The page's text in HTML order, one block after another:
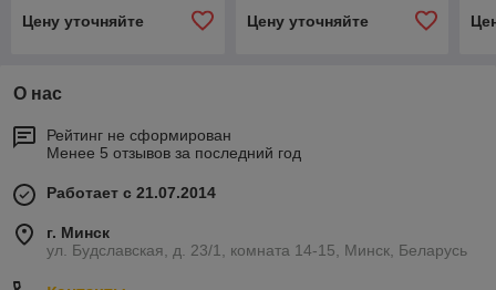
Цену уточняйте
Цену уточняйте
О нас
Рейтинг не сформирован
Менее 5 отзывов за последний год
Работает с 21.07.2014
г. Минск
ул. Будславская, д. 23/1, комната 14-15, Минск, Беларусь